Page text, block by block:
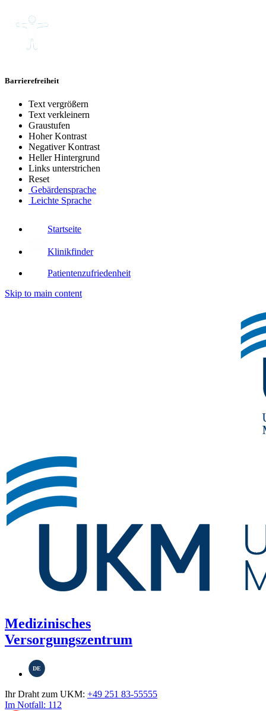
Barrierefreiheit
Text vergrößern
Text verkleinern
Graustufen
Hoher Kontrast
Negativer Kontrast
Heller Hintergrund
Links unterstrichen
Reset
Gebärdensprache
Leichte Sprache
Startseite
Klinikfinder
Patientenzufriedenheit
Skip to main content
Medizinisches
Versorgungszentrum
DE
Ihr Draht zum UKM: +49 251 83-55555
Im Notfall: 112